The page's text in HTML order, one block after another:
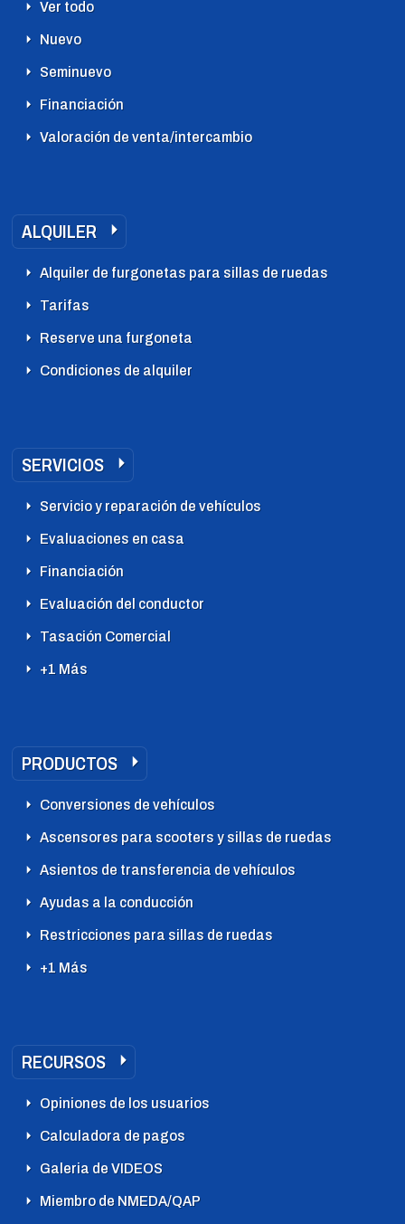
Ver todo
Nuevo
Seminuevo
Financiación
Valoración de venta/intercambio
ALQUILER
Alquiler de furgonetas para sillas de ruedas
Tarifas
Reserve una furgoneta
Condiciones de alquiler
SERVICIOS
Servicio y reparación de vehículos
Evaluaciones en casa
Financiación
Evaluación del conductor
Tasación Comercial
+1 Más
PRODUCTOS
Conversiones de vehículos
Ascensores para scooters y sillas de ruedas
Asientos de transferencia de vehículos
Ayudas a la conducción
Restricciones para sillas de ruedas
+1 Más
RECURSOS
Opiniones de los usuarios
Calculadora de pagos
Galeria de VIDEOS
Miembro de NMEDA/QAP